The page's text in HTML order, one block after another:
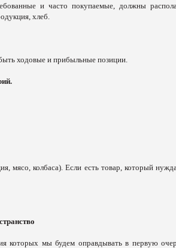
и часто покупаемые, должны
хлеб.
ходовые и прибыльные позиции.
мясо, колбаса). Если есть товар, который
которых мы будем оправдывать в первую